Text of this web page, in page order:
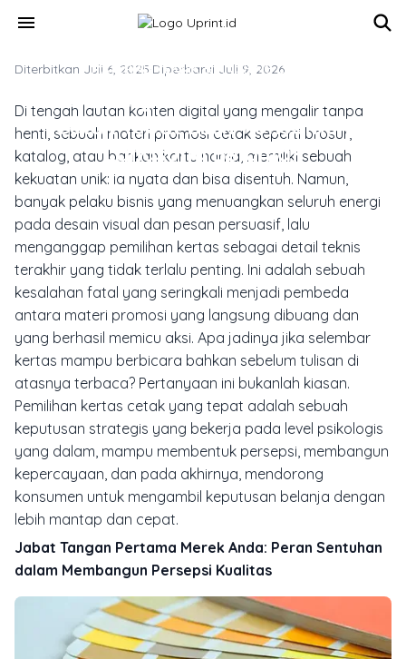
menu
MATERIAL, TEKNIK & FINISHING CETAK
Apa Jadinya Jika Memilih Kertas
Cetak Tepat Bikin Konsumen
Langsung Belanja?
Diterbitkan Juli 6, 2025·Diperbarui Juli 9, 2026
Di tengah lautan konten digital yang mengalir tanpa
henti, sebuah materi promosi cetak seperti brosur,
katalog, atau bahkan kartu nama, memiliki sebuah
kekuatan unik: ia nyata dan bisa disentuh. Namun,
banyak pelaku bisnis yang menuangkan seluruh energi
pada desain visual dan pesan persuasif, lalu
menganggap pemilihan kertas sebagai detail teknis
terakhir yang tidak terlalu penting. Ini adalah sebuah
kesalahan fatal yang seringkali menjadi pembeda
antara materi promosi yang langsung dibuang dan
yang berhasil memicu aksi. Apa jadinya jika selembar
kertas mampu berbicara bahkan sebelum tulisan di
atasnya terbaca? Pertanyaan ini bukanlah kiasan.
Pemilihan kertas cetak yang tepat adalah sebuah
keputusan strategis yang bekerja pada level psikologis
yang dalam, mampu membentuk persepsi, membangun
kepercayaan, dan pada akhirnya, mendorong
konsumen untuk mengambil keputusan belanja dengan
lebih mantap dan cepat.
Jabat Tangan Pertama Merek Anda: Peran Sentuhan
dalam Membangun Persepsi Kualitas